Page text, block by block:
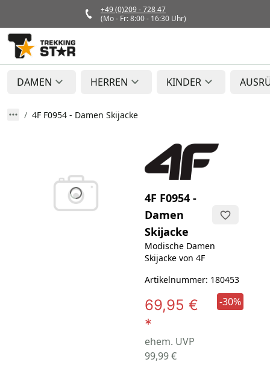
+49 (0)209 - 728 47
(Mo - Fr: 8:00 - 16:30 Uhr)
DAMEN HERREN KINDER
4F F0954 - Damen Skijacke
4F F0954 -
Damen
Skijacke
Modische Damen
Skijacke von 4F
Artikelnummer: 180453
69,95 €
*
ehem. UVP
99,99 €
-30%